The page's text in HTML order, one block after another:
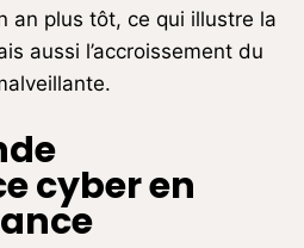
an plus tôt, ce qui illustre la
aussi l’accroissement du
cyber en